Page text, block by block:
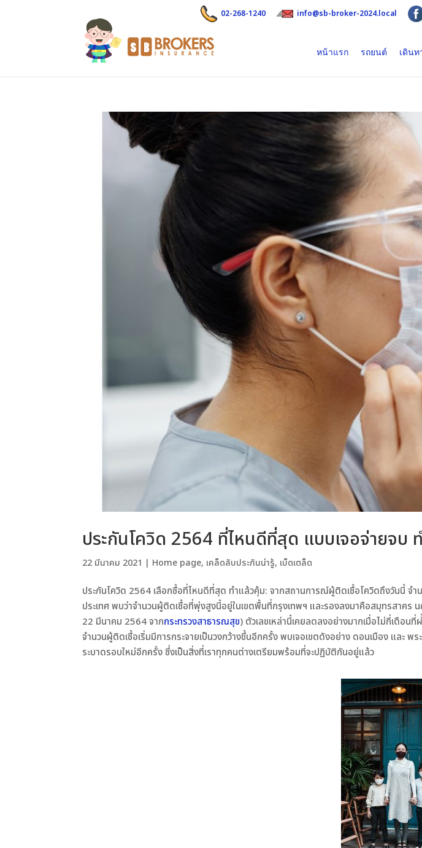
02-268-1240 info@sb-broker-2024.local
หน้าแรก รถยนต์ เดินท
ประกันโควิด 2564 ที่ไหนดีที่สุด แบบเจอจ่ายจบ
22 มีนาคม 2021 | Home page, เคล็ดลับประกันน่ารู้, เบ็ดเตล็ด
ประกันโควิด 2564 เลือกซื้อที่ไหนดีที่สุด ทำแล้วคุ้ม: จากสถานการณ์ผู้ติดเชื้อโควิดถึงวันนี้ จ
ประเทศ พบว่าจำนวนผู้ติดเชื้อที่พุ่งสูงนี้อยู่ในเขตพื้นที่กรุงเทพฯ และรองลงมาคือสมุทรสาค
22 มีนาคม 2564 จากกระทรวงสาธารณสุข) ตัวเลขเหล่านี้เคยลดลงอย่างมากเมื่อไม่กี่เดือ
จำนวนผู้ติดเชื้อเริ่มมีการกระจายเป็นวงกว้างขึ้นอีกครั้ง พบเจอเขตดังอย่าง ดอนเมือง แล
ระบาดรอบใหม่อีกครั้ง ซึ่งเป็นสิ่งที่เราทุกคนต่างเตรียมพร้อมที่จะปฏิบัติกันอยู่แล้ว